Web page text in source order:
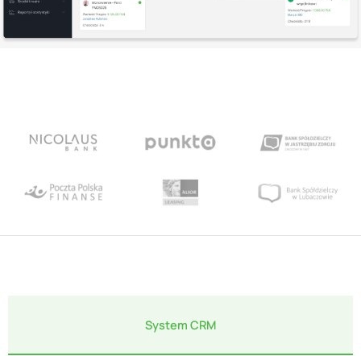
System CRM